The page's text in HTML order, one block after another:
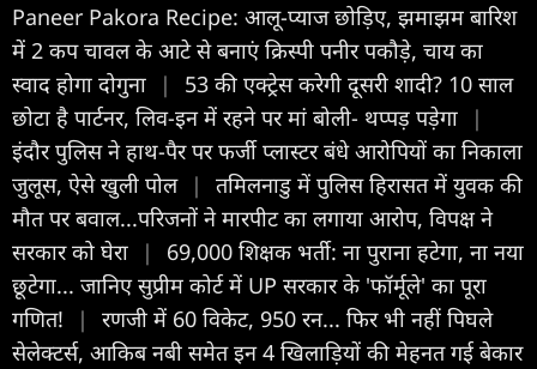
Paneer Pakora Recipe: आलू-प्याज छोड़िए, झमाझम बारिश
में 2 कप चावल के आटे से बनाएं क्रिस्पी पनीर पकौड़े, चाय का
स्वाद होगा दोगुना
|
53 की एक्ट्रेस करेगी दूसरी शादी? 10 साल
छोटा है पार्टनर, लिव-इन में रहने पर मां बोली- थप्पड़ पड़ेगा
|
इंदौर पुल‍िस ने हाथ-पैर पर फर्जी प्लास्टर बंधे आरोपियों का न‍िकाला
जुलूस, ऐसे खुली पोल |
तमिलनाडु में पुलिस हिरासत में युवक की
मौत पर बवाल...परिजनों ने मारपीट का लगाया आरोप, विपक्ष ने
सरकार को घेरा
|
69,000 शिक्षक भर्ती: ना पुराना हटेगा, ना नया
छूटेगा... जानिए सुप्रीम कोर्ट में UP सरकार के 'फॉर्मूले' का पूरा
गणित!
|
रणजी में 60 विकेट, 950 रन... फिर भी नहीं पिघले
सेलेक्टर्स, आकिब नबी समेत इन 4 खिलाड़ियों की मेहनत गई बेकार